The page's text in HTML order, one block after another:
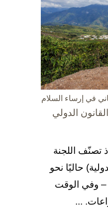
في إرساء السلام
الدولي
تصنّف اللجنة
حاليًا نحو
نزاعًا مسلحًا حول العالم[1] – وفي الوقت
...